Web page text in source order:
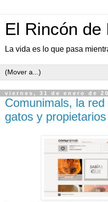
El Rincón de
La vida es lo que pasa
viernes, 31 de enero de
Comunimals, la
gatos y propietarios